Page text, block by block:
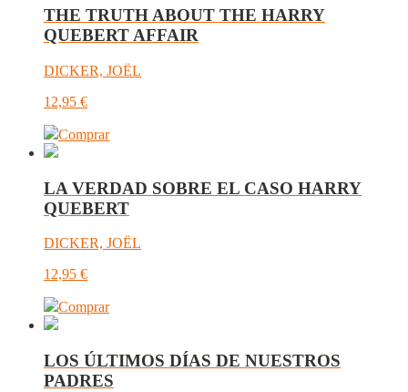
THE TRUTH ABOUT THE HARRY
QUEBERT AFFAIR
DICKER, JOËL
12,95 €
Comprar
LA VERDAD SOBRE EL CASO HARRY
QUEBERT
DICKER, JOËL
12,95 €
Comprar
LOS ÚLTIMOS DÍAS DE NUESTROS
PADRES